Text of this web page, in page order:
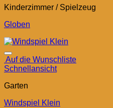
Kinderzimmer / Spielzeug
Globen
Auf die Wunschliste
Schnellansicht
Garten
Windspiel Klein